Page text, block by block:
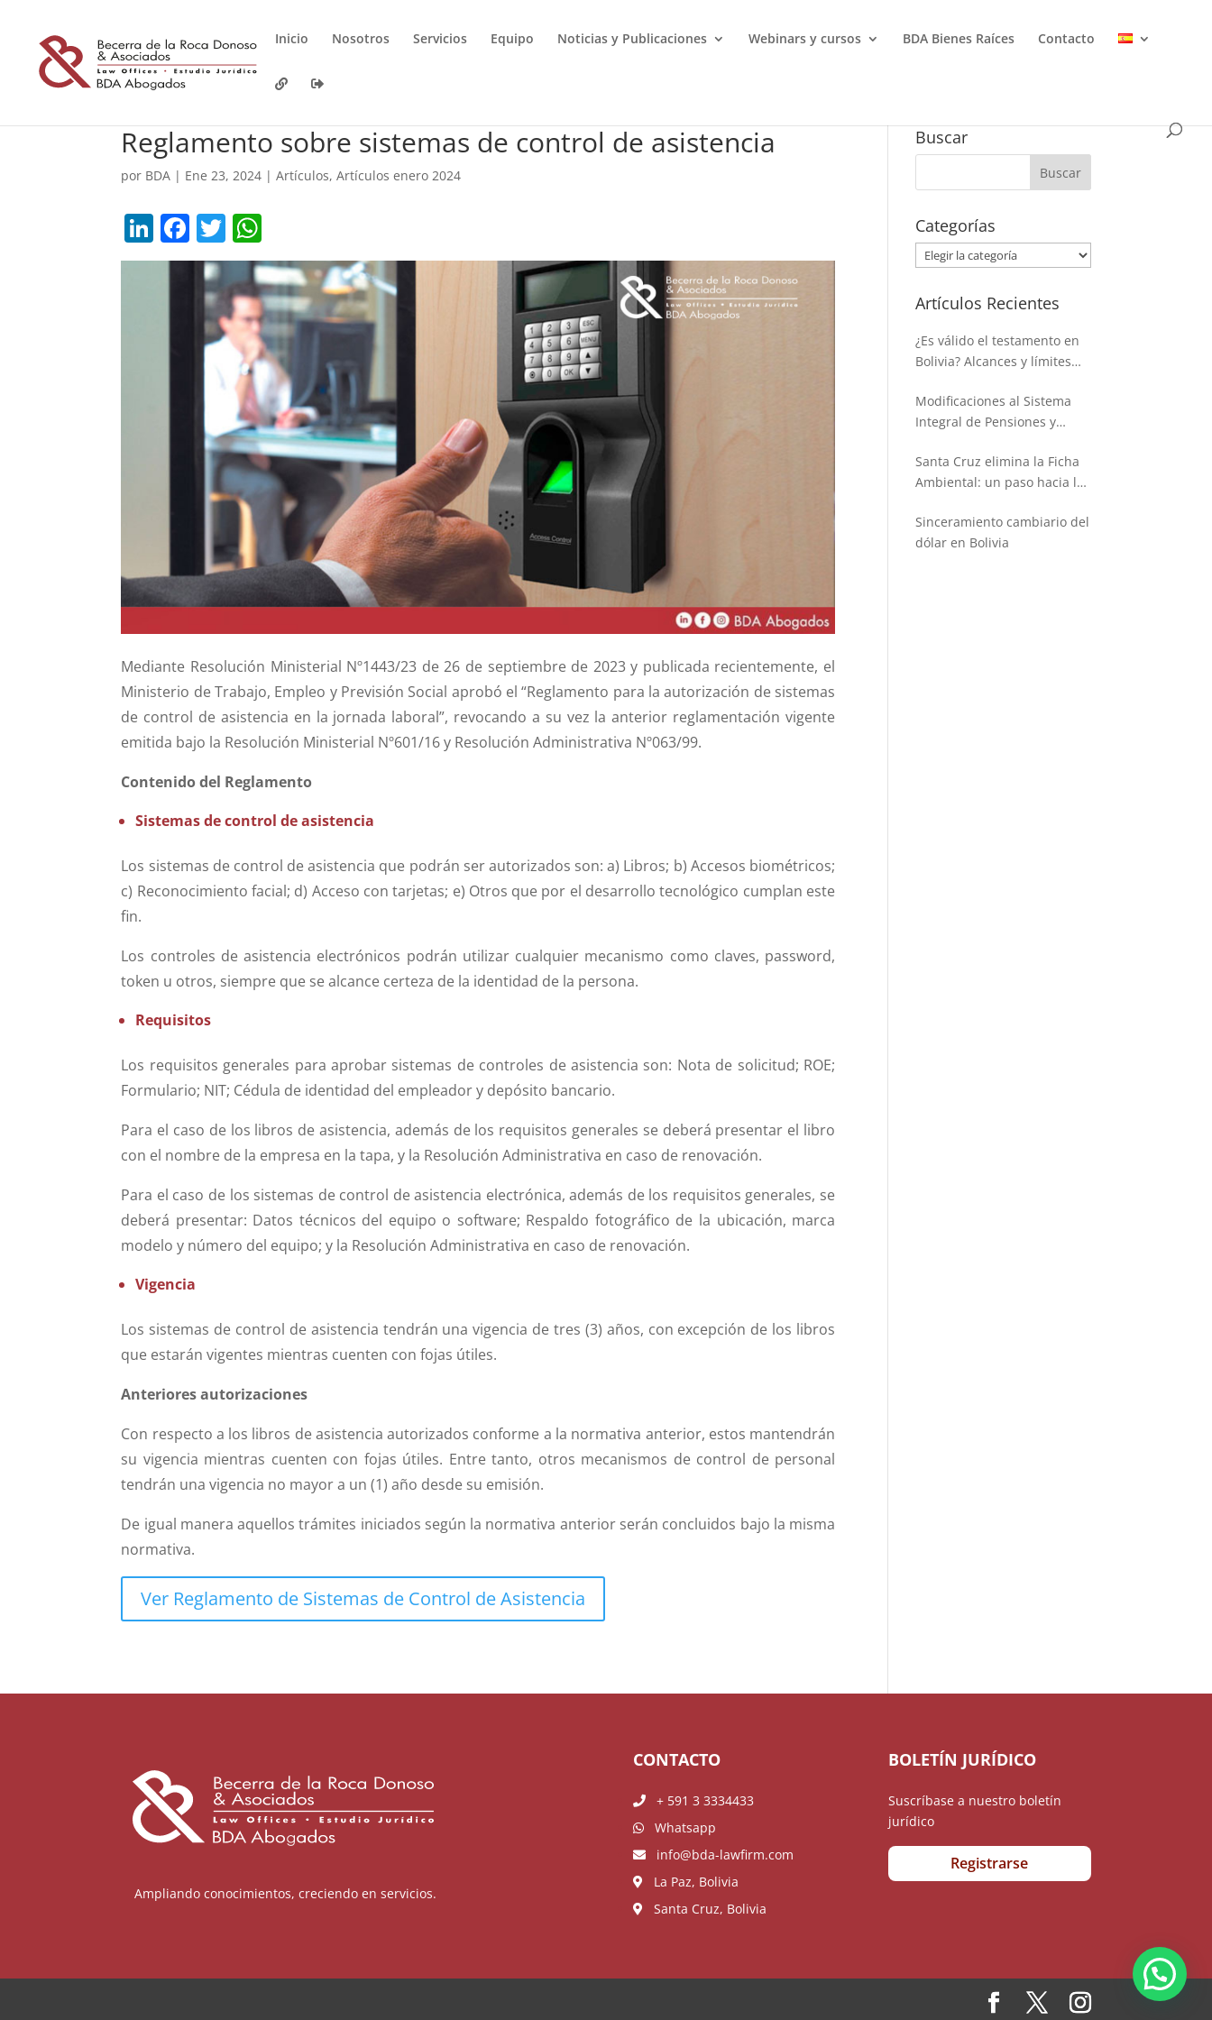
Inicio Nosotros Servicios Equipo Noticias y Publicaciones Webinars y cursos BDA Bienes Raíces Contacto
Reglamento sobre sistemas de control de asistencia
por BDA | Ene 23, 2024 |Artículos,Artículos enero 2024
Li
n
F
a
c
e
b
o
o
k
T
w
itt
er
h
at
s
A
p
p
Mediante Resolución Ministerial Nº1443/23 de 26 de septiembre de 2023 y publicada recientemente, el
Ministerio de Trabajo, Empleo y Previsión Social aprobó el “Reglamento para la autorización de sistemas
de control de asistencia en la jornada laboral”, revocando a su vez la anterior reglamentación vigente
emitida bajo la Resolución Ministerial Nº601/16 y Resolución Administrativa Nº063/99.
Contenido del Reglamento
Sistemas de control de asistencia
Los sistemas de control de asistencia que podrán ser autorizados son: a) Libros; b) Accesos biométricos;
c) Reconocimiento facial; d) Acceso con tarjetas; e) Otros que por el desarrollo tecnológico cumplan este
fin.
Los controles de asistencia electrónicos podrán utilizar cualquier mecanismo como claves, password,
token u otros, siempre que se alcance certeza de la identidad de la persona.
Requisitos
Los requisitos generales para aprobar sistemas de controles de asistencia son: Nota de solicitud; ROE;
Formulario; NIT; Cédula de identidad del empleador y depósito bancario.
Para el caso de los libros de asistencia, además de los requisitos generales se deberá presentar el libro
con el nombre de la empresa en la tapa, y la Resolución Administrativa en caso de renovación.
Para el caso de los sistemas de control de asistencia electrónica, además de los requisitos generales, se
deberá presentar: Datos técnicos del equipo o software; Respaldo fotográfico de la ubicación, marca
modelo y número del equipo; y la Resolución Administrativa en caso de renovación.
Vigencia
Los sistemas de control de asistencia tendrán una vigencia de tres (3) años, con excepción de los libros
que estarán vigentes mientras cuenten con fojas útiles.
Anteriores autorizaciones
Con respecto a los libros de asistencia autorizados conforme a la normativa anterior, estos mantendrán
su vigencia mientras cuenten con fojas útiles. Entre tanto, otros mecanismos de control de personal
tendrán una vigencia no mayor a un (1) año desde su emisión.
De igual manera aquellos trámites iniciados según la normativa anterior serán concluidos bajo la misma
normativa.
Ver Reglamento de Sistemas de Control de Asistencia
Buscar
Categorías
Categorías
Artículos Recientes
¿Es válido el testamento en
Bolivia? Alcances y límites
hereditaria
Modificaciones al Sistema
Integral de Pensiones y
Santa Cruz elimina la Ficha
Ambiental: un paso hacia la
Sinceramiento cambiario del
dólar en Bolivia
Ampliando conocimientos, creciendo en servicios.
CONTACTO
+ 591 3 3334433
Whatsapp
info@bda-lawfirm.com
La Paz, Bolivia
Santa Cruz, Bolivia
BOLETÍN JURÍDICO
Suscríbase a nuestro boletín
jurídico
Registrarse